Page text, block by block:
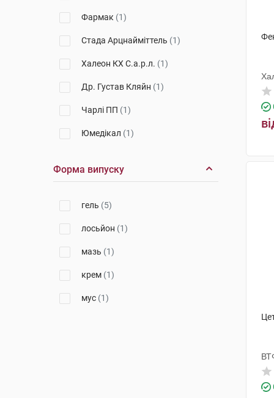
Фармак (1)
Стада Арцнайміттель (1)
Халеон КХ С.а.р.л. (1)
Др. Густав Кляйн (1)
Чарлі ПП (1)
Юмедікал (1)
Форма випуску
гель (5)
лосьйон (1)
мазь (1)
крем (1)
мус (1)